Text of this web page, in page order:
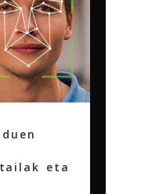
eta